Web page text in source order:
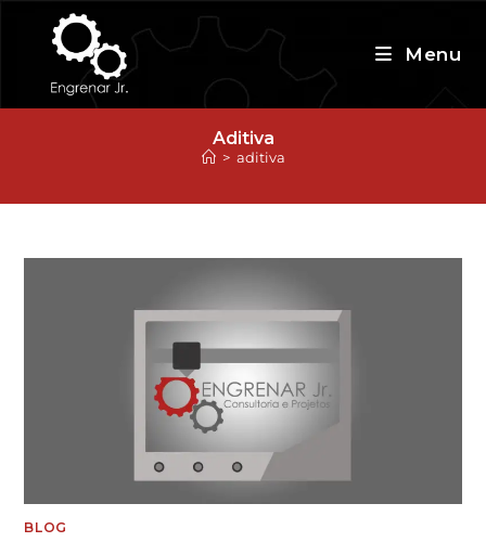
conteúdo
Menu
Aditiva
> aditiva
BLOG